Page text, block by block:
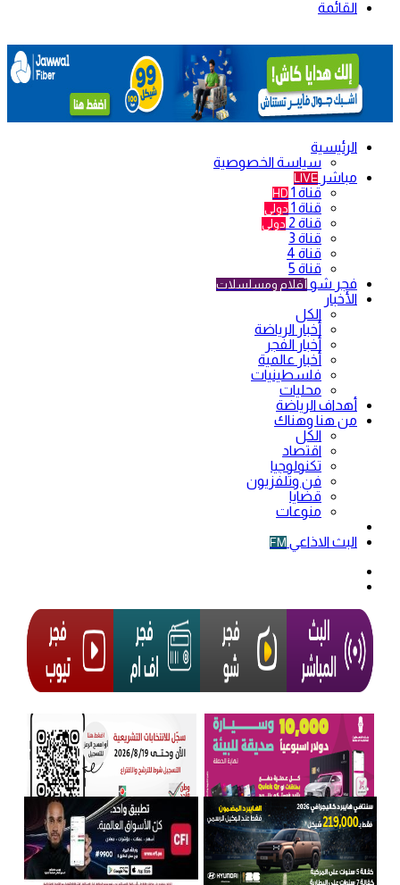
القائمة
الرئيسية
سياسة الخصوصية
مباشر LIVE
قناة 1 HD
قناة 1 دولي
قناة 2 دولي
قناة 3
قناة 4
قناة 5
فجر شو أفلام ومسلسلات
الأخبار
الكل
أخبار الرياضة
أخبار الفجر
أخبار عالمية
فلسطينيات
محليات
أهداف الرياضة
من هنا وهناك
الكل
اقتصاد
تكنولوجيا
فن وتلفزيون
قضايا
منوعات
البث الاذاعي FM